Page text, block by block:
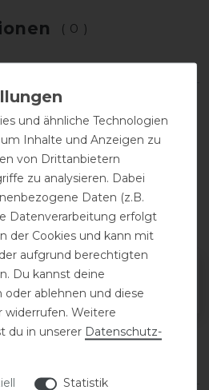
(0)
0
0
0
0
Kundenrezension zu
und ähnliche Technologien
Inhalte und Anzeigen zu
von Drittanbietern
zu analysieren. Dabei
Daten (z.B.
Datenverarbeitung erfolgt
der Cookies und kann mit
aufgrund berechtigten
Du kannst deine
ablehnen und diese
widerrufen. Weitere
du in unserer Daten­schutz­
Statistik